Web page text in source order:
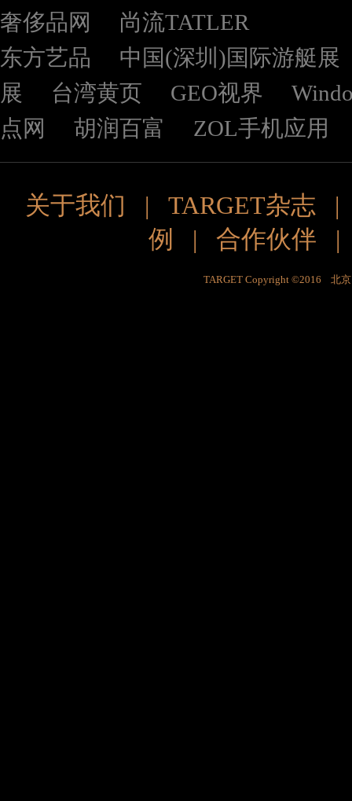
奢侈品网
尚流TATLER
东方艺品
中国(深圳)国际游艇展
展
台湾黄页 GEO视界
点网
胡润百富 ZOL手机应用
关于我们 | TARGET杂志
例
| 合作伙伴
TARGET Copyright ©2016 北